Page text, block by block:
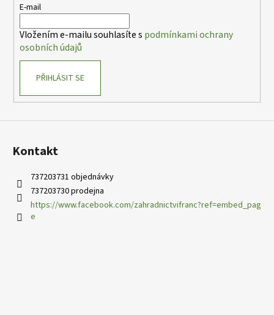
E-mail
Vložením e-mailu souhlasíte s podmínkami ochrany
osobních údajů
PŘIHLÁSIT SE
Kontakt
737203731 objednávky
737203730 prodejna
https://www.facebook.com/zahradnictvifranc?ref=embed_pag
e